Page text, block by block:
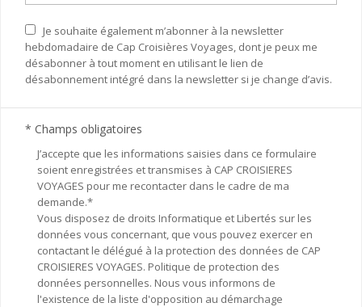
Je souhaite également m’abonner à la newsletter
hebdomadaire de Cap Croisières Voyages, dont je peux me
désabonner à tout moment en utilisant le lien de
désabonnement intégré dans la newsletter si je change d’avis.
* Champs obligatoires
J’accepte que les informations saisies dans ce formulaire
soient enregistrées et transmises à CAP CROISIERES
VOYAGES pour me recontacter dans le cadre de ma
demande.*
Vous disposez de droits Informatique et Libertés sur les
données vous concernant, que vous pouvez exercer en
contactant le délégué à la protection des données de CAP
CROISIERES VOYAGES. Politique de protection des
données personnelles. Nous vous informons de
l'existence de la liste d'opposition au démarchage